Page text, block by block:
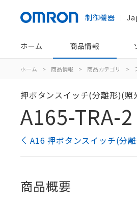
制御機器
ホーム 商品情報
ホーム > 商品情報 > 商品カテゴリ >
押ボタンスイッチ(分離形)(
A165-TRA-2
A16 押ボタンスイッチ(分
商品概要